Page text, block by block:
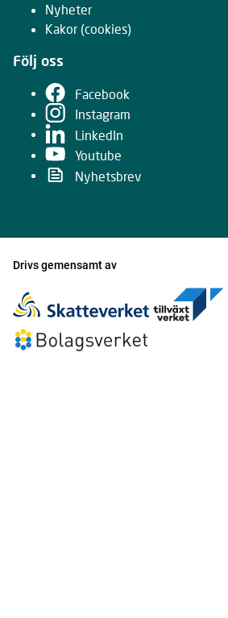
Nyheter
Kakor (cookies)
Följ oss
Facebook
Instagram
LinkedIn
Youtube
Nyhetsbrev
Drivs gemensamt av